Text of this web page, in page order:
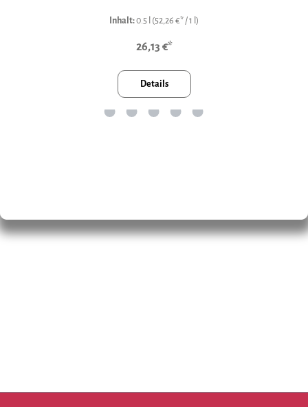
Inhalt:0.5 l (52,26 €* / 1 l)
26,13 €*
Details